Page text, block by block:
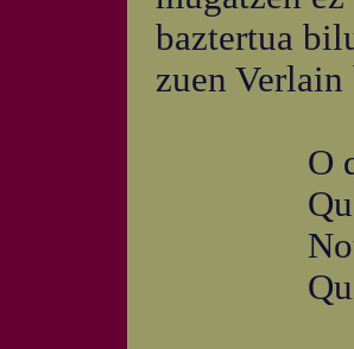
baztertua
zuen
O qui
Quel
Nous a
Qui